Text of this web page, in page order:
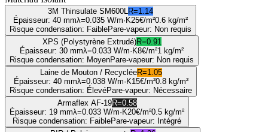
3M Thinsulate SM600L R=1.14
Épaisseur: 40 mmλ=0.035 W/m·K25€/m²0.6 kg/m²
Risque condensation: FaiblePare-vapeur: Non requis
XPS (Polystyrène Extrudé)R=0.91
Épaisseur: 30 mmλ=0.033 W/m·K8€/m²1 kg/m²
Risque condensation: MoyenPare-vapeur: Non requis
Laine de Mouton / RecycléeR=1.05
Épaisseur: 40 mmλ=0.038W/m·K15€/m²0.8kg/m²
Risque condensation: ÉlevéPare-vapeur: Nécessaire
Armaflex AF-19R=0.58
Épaisseur: 19 mmλ=0.033 W/m·K20€/m²0.5 kg/m²
Risque condensation: FaiblePare-vapeur: Intégré